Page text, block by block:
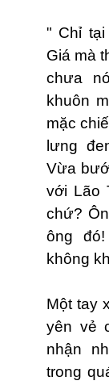
" Chỉ
Giá mà
chưa
khuôn
mặc
lưng
Vừa
với Lão
chứ?
ông
không
Một tay
yên vẻ
nhận
trong